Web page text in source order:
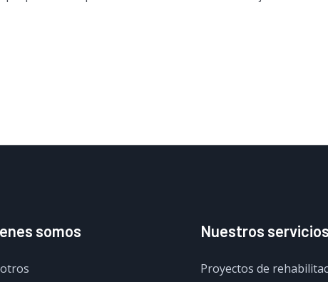
somos Nuestros servicios
Proyectos de